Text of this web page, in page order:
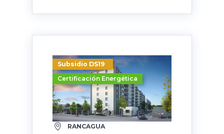
Subsidio DS19
Certificación Energética
RANCAGUA